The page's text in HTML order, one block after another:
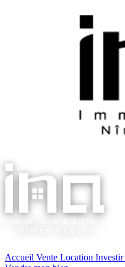
Accueil Vente Location Investir